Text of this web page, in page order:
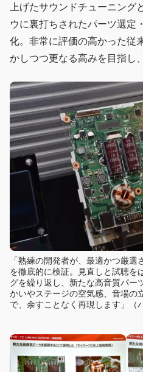
上げたサウンドチューニング
ウに裏打ちされたパーツ選定
化。非常に評価の高かった従
かしつつ更なる高みを目指し
「熟練の開発者が、最適かつ厳
を徹底的に検証。見直しと試聴を
グを繰り返し、新たな高音質パー
かいやステージの空気感、音場の
で、余すことなく再現します」（